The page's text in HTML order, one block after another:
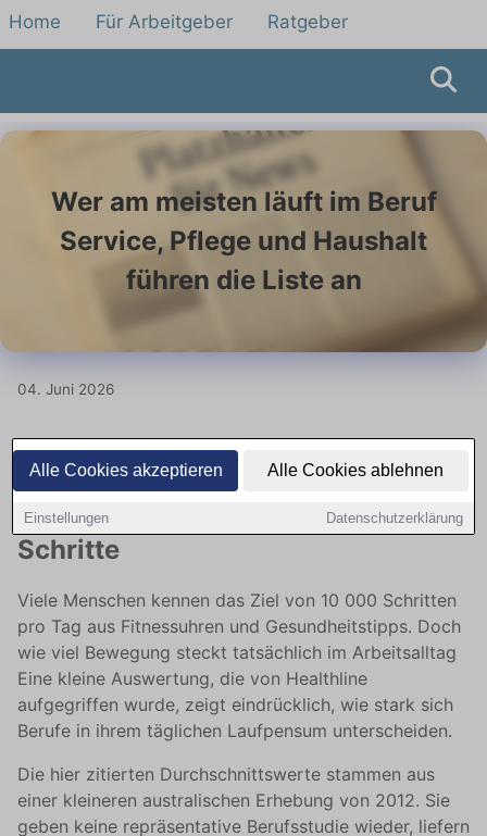
Alle Cookies akzeptieren Alle Cookies ablehnen
Einstellungen Datenschutzerklärung
Home Für Arbeitgeber Ratgeber
Wer am meisten läuft im Beruf
Service, Pflege und Haushalt
führen die Liste an
04. Juni 2026
Service, Pflege und unbezahlte
Alltagsarbeit bringen die meisten
Schritte
Viele Menschen kennen das Ziel von 10 000 Schritten
pro Tag aus Fitnessuhren und Gesundheitstipps. Doch
wie viel Bewegung steckt tatsächlich im Arbeitsalltag
Eine kleine Auswertung, die von Healthline
aufgegriffen wurde, zeigt eindrücklich, wie stark sich
Berufe in ihrem täglichen Laufpensum unterscheiden.
Die hier zitierten Durchschnittswerte stammen aus
einer kleineren australischen Erhebung von 2012. Sie
geben keine repräsentative Berufsstudie wieder, liefern